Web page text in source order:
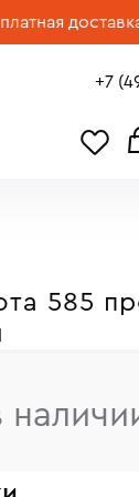
доставка
+7
585